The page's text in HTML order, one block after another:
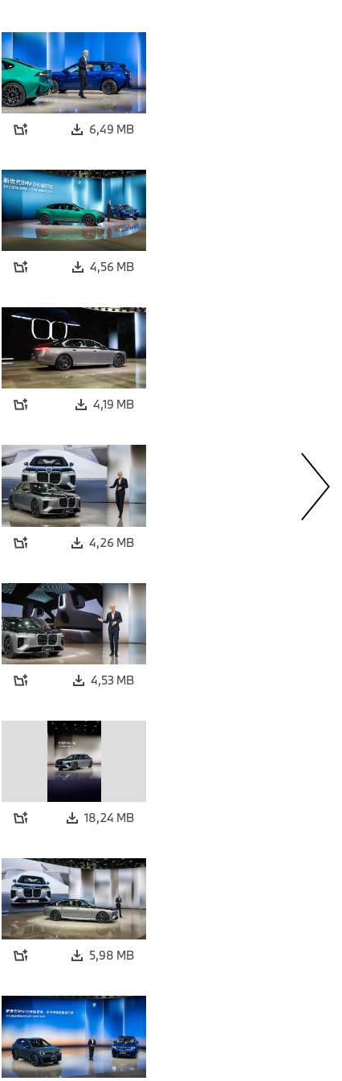
6,49 MB
4,56 MB
4,19 MB
4,26 MB
4,53 MB
18,24 MB
5,98 MB